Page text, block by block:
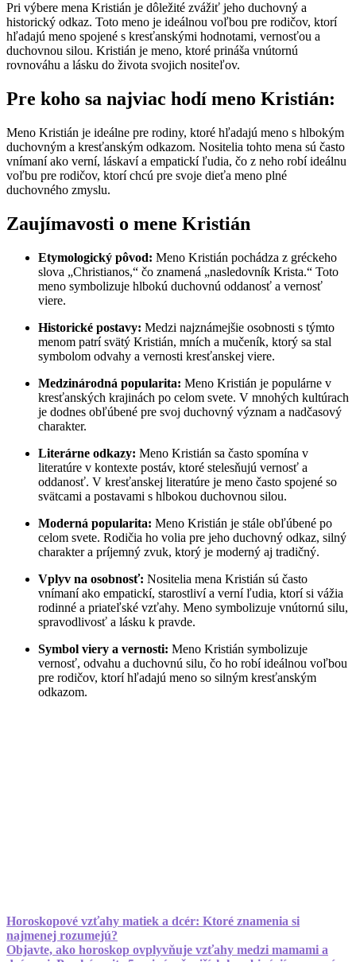
Pri výbere mena Kristián je dôležité zvážiť jeho duchovný a
historický odkaz. Toto meno je ideálnou voľbou pre rodičov, ktorí
hľadajú meno spojené s kresťanskými hodnotami, vernosťou a
duchovnou silou. Kristián je meno, ktoré prináša vnútornú
rovnováhu a lásku do života svojich nositeľov.
Pre koho sa najviac hodí meno Kristián:
Meno Kristián je ideálne pre rodiny, ktoré hľadajú meno s hlbokým
duchovným a kresťanským odkazom. Nositelia tohto mena sú často
vnímaní ako verní, láskaví a empatickí ľudia, čo z neho robí ideálnu
voľbu pre rodičov, ktorí chcú pre svoje dieťa meno plné
duchovného zmyslu.
Zaujímavosti o mene Kristián
Etymologický pôvod: Meno Kristián pochádza z gréckeho
slova „Christianos,“ čo znamená „nasledovník Krista.“ Toto
meno symbolizuje hlbokú duchovnú oddanosť a vernosť
viere.
Historické postavy: Medzi najznámejšie osobnosti s týmto
menom patrí svätý Kristián, mních a mučeník, ktorý sa stal
symbolom odvahy a vernosti kresťanskej viere.
Medzinárodná popularita: Meno Kristián je populárne v
kresťanských krajinách po celom svete. V mnohých kultúrach
je dodnes obľúbené pre svoj duchovný význam a nadčasový
charakter.
Literárne odkazy: Meno Kristián sa často spomína v
literatúre v kontexte postáv, ktoré stelesňujú vernosť a
oddanosť. V kresťanskej literatúre je meno často spojené so
svätcami a postavami s hlbokou duchovnou silou.
Moderná popularita: Meno Kristián je stále obľúbené po
celom svete. Rodičia ho volia pre jeho duchovný odkaz, silný
charakter a príjemný zvuk, ktorý je moderný aj tradičný.
Vplyv na osobnosť: Nositelia mena Kristián sú často
vnímaní ako empatickí, starostliví a verní ľudia, ktorí si vážia
rodinné a priateľské vzťahy. Meno symbolizuje vnútornú silu,
spravodlivosť a lásku k pravde.
Symbol viery a vernosti: Meno Kristián symbolizuje
vernosť, odvahu a duchovnú silu, čo ho robí ideálnou voľbou
pre rodičov, ktorí hľadajú meno so silným kresťanským
odkazom.
Horoskopové vzťahy matiek a dcér: Ktoré znamenia si
najmenej rozumejú?
Objavte, ako horoskop ovplyvňuje vzťahy medzi mamami a